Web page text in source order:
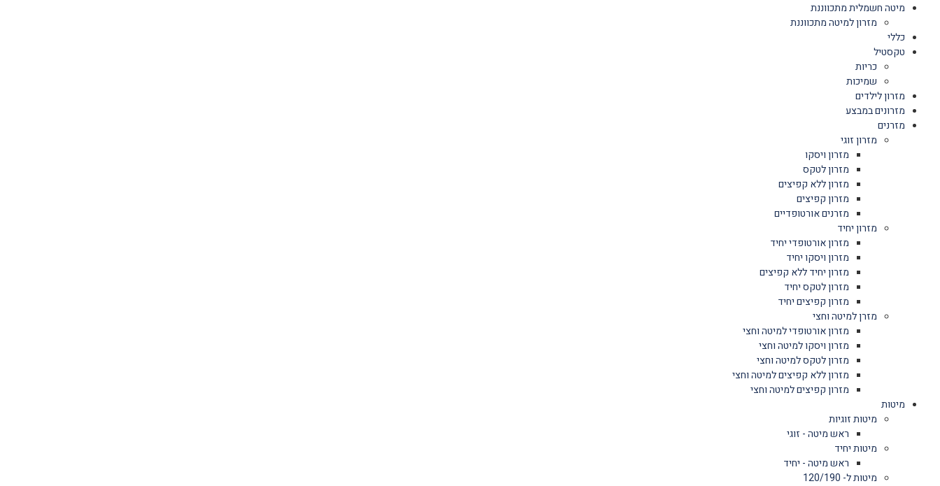
מיטה חשמלית מתכווננת
מזרון למיטה מתכווננת
כללי
טקסטיל
כריות
שמיכות
מזרון לילדים
מזרונים במבצע
מזרנים
מזרון זוגי
מזרון ויסקו
מזרון לטקס
מזרון ללא קפיצים
מזרון קפיצים
מזרנים אורטופדיים
מזרון יחיד
מזרון אורטופדי יחיד
מזרון ויסקו יחיד
מזרון יחיד ללא קפיצים
מזרון לטקס יחיד
מזרון קפיצים יחיד
מזרן למיטה וחצי
מזרון אורטופדי למיטה וחצי
מזרון ויסקו למיטה וחצי
מזרון לטקס למיטה וחצי
מזרון ללא קפיצים למיטה וחצי
מזרון קפיצים למיטה וחצי
מיטות
מיטות זוגיות
ראש מיטה - זוגי
מיטות יחיד
ראש מיטה - יחיד
מיטות ל- 120/190